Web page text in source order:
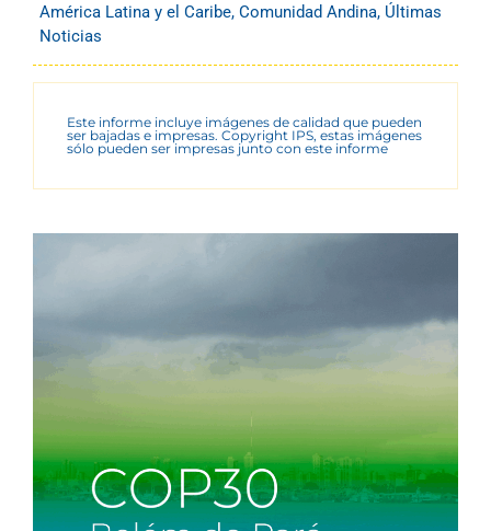
América Latina y el Caribe, Comunidad Andina, Últimas
Noticias
Este informe incluye imágenes de calidad que pueden
ser bajadas e impresas. Copyright IPS, estas imágenes
sólo pueden ser impresas junto con este informe